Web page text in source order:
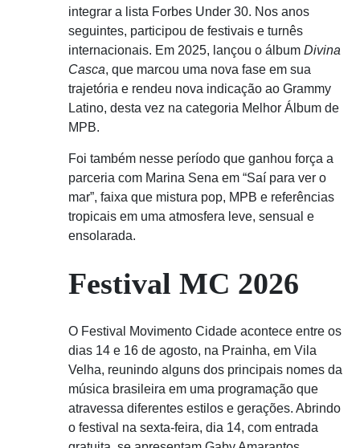
integrar a lista Forbes Under 30. Nos anos
seguintes, participou de festivais e turnês
internacionais. Em 2025, lançou o álbum Divina
Casca, que marcou uma nova fase em sua
trajetória e rendeu nova indicação ao Grammy
Latino, desta vez na categoria Melhor Álbum de
MPB.
Foi também nesse período que ganhou força a
parceria com Marina Sena em “Saí para ver o
mar”, faixa que mistura pop, MPB e referências
tropicais em uma atmosfera leve, sensual e
ensolarada.
Festival MC 2026
O Festival Movimento Cidade acontece entre os
dias 14 e 16 de agosto, na Prainha, em Vila
Velha, reunindo alguns dos principais nomes da
música brasileira em uma programação que
atravessa diferentes estilos e gerações. Abrindo
o festival na sexta-feira, dia 14, com entrada